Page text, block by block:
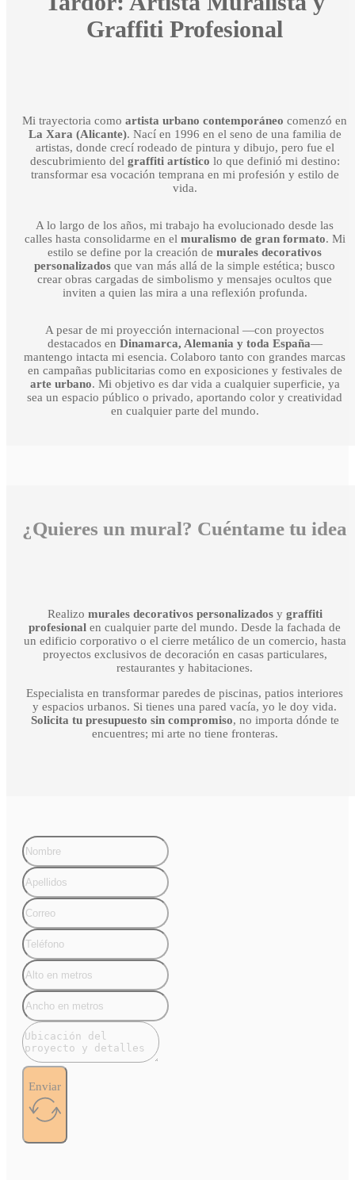
Graffiti Profesional
Mi trayectoria comoartista urbano contemporáneo comenzó en
La Xara (Alicante). Nací en 1996 en el seno de una familia de
artistas, donde crecí rodeado de pintura y dibujo, pero fue el
descubrimiento del graffiti artístico lo que definió mi destino:
transformar esa vocación temprana en mi profesión y estilo de
vida.
A lo largo de los años, mi trabajo ha evolucionado desde las
calles hasta consolidarme en el muralismo de gran formato. Mi
estilo se define por la creación demurales decorativos
personalizados que van más allá de la simple estética; busco
crear obras cargadas de simbolismo y mensajes ocultos que
inviten a quien las mira a una reflexión profunda.
A pesar de mi proyección internacional —con proyectos
destacados en Dinamarca, Alemania y toda España—
mantengo intacta mi esencia. Colaboro tanto con grandes marcas
en campañas publicitarias como en exposiciones y festivales de
arte urbano. Mi objetivo es dar vida a cualquier superficie, ya
sea un espacio público o privado, aportando color y creatividad
en cualquier parte del mundo.
¿Quieres un mural? Cuéntame tu idea
Realizo murales decorativos personalizadosy graffiti
profesional en cualquier parte del mundo. Desde la fachada de
un edificio corporativo o el cierre metálico de un comercio, hasta
proyectos exclusivos de decoración en casas particulares,
restaurantes y habitaciones.
Especialista en transformar paredes de piscinas, patios interiores
y espacios urbanos. Si tienes una pared vacía, yo le doy vida.
Solicita tu presupuesto sin compromiso, no importa dónde te
encuentres; mi arte no tiene fronteras.
Enviar